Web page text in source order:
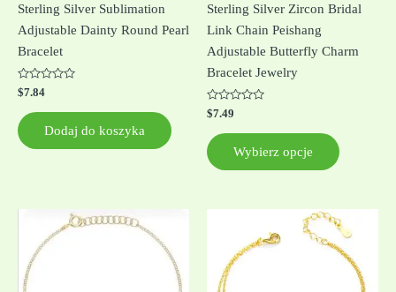
Sterling Silver Sublimation
Adjustable Dainty Round Pearl
Bracelet
Oceniono
0
na
5
$7.84
Dodaj do koszyka
Sterling Silver Zircon Bridal
Link Chain Peishang
Adjustable Butterfly Charm
Bracelet Jewelry
Oceniono
0
na
5
$7.49
Wybierz opcje
produkt
wiele
Ten
produkt
ma
wiele